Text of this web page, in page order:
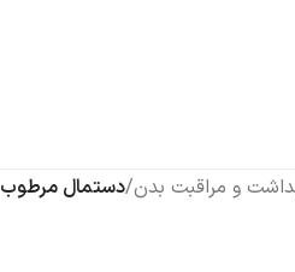
و مراقبت بدن/دستمال مرطوب